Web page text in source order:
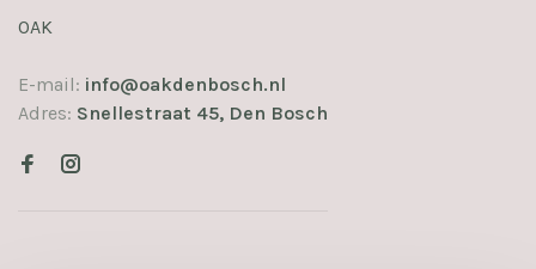
OAK
E-mail: info@oakdenbosch.nl
Adres: Snellestraat 45, Den Bosch